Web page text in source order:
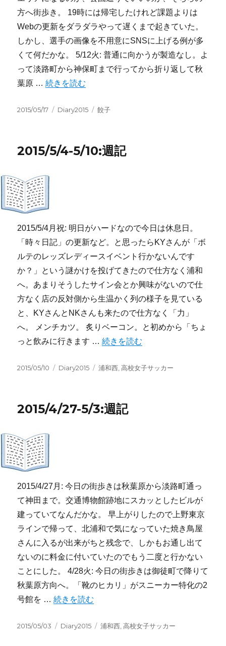
方へ街歩き。 19時には帰宅したけれど課題よりは
Webの更新をダラダラやって遅くまで起きていた。
しかし、選手の画像を不用意にSNSに上げる例が多
くて何だかな。 5/12火: 普通に向かうが製造なし。よ
って淡路町から神保町まで行ってから折り返して秋
葉原 …“2015/5/11-5/17:週記” の
続きを読む
投
2015/05/17
カ
ー
Diary2015
タ
餃子
2015/5/4-5/10:週記
2015/5/4月祝: 明日がハードなので今日は休息日。
「時々日記」の更新など。と思ったらKYさんが「ボ
ルテのレッズレディースイベント行かないんです
か？」という謎かけを投げてきたので仕方なく浦和
へ。あまりそうしたサイン会とか興味がないので仕
方なく店の反対側から生温かく列の様子を見ている
と、KYさんとNKさんも来たので仕方なく「力」
へ。 メンチカツ。 炙りベーコン。と初めから「ちょ
っと飲みに行きます …“2015/5/4-5/10:週記” の
続きを読む
投
2015/05/10
カ
ー
Diary2015
タ
浦和西 ,高校女子サッカー
2015/4/27-5/3:週記
2015/4/27月: 今日の街歩きは秋葉原から淡路町通っ
て神田まで。交通博物館跡地にスカッとしたビルが
建っていてなんだかな。 早上がりしたので上野東京
ラインで帰って、北浦和で気になっていた焼き鳥屋
さんに入るが出来がちと残念で、しかもお通し出て
ないのに料金に付いていたのでもう二度と行かない
ことにした。 4/28火: 今日の街歩きは御徒町で降りて
秋葉原方向へ。「靴のヒカリ」がスニーカー特化の2
号館を …“2015/4/27-5/3:週記” の
続きを読む
投
2015/05/03
カ
Diary2015
タ
浦和西 ,高校女子サッカー